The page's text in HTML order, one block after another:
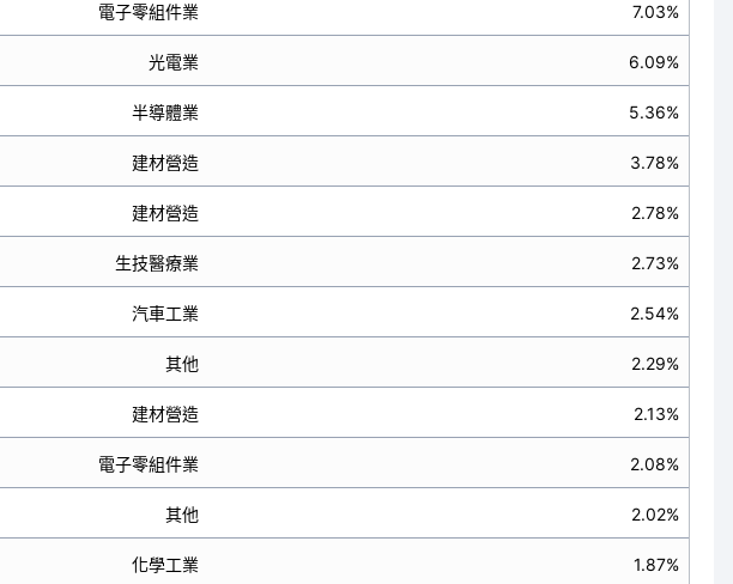
電子零組件業 7.03%
光電業 6.09%
半導體業 5.36%
建材營造 3.78%
建材營造 2.78%
生技醫療業 2.73%
汽車工業 2.54%
其他 2.29%
建材營造 2.13%
電子零組件業 2.08%
其他 2.02%
化學工業 1.87%